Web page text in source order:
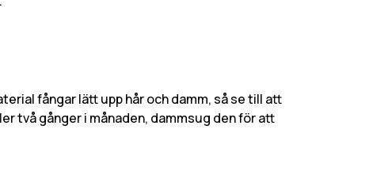
fångar lätt upp hår och damm, så se till att
två gånger i månaden, dammsug den för att